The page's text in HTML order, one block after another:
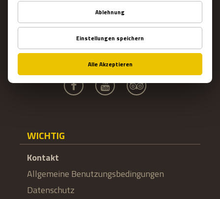
Teambuilding
Teamcoaching
WICHTIG
Kontakt
Allgemeine Benutzungsbedingungen
Datenschutz